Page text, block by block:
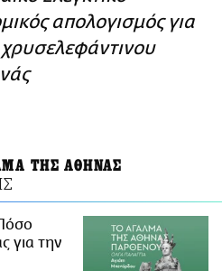
απολογισμός για
ΤΗΣ ΑΘΗΝΑΣ
για την